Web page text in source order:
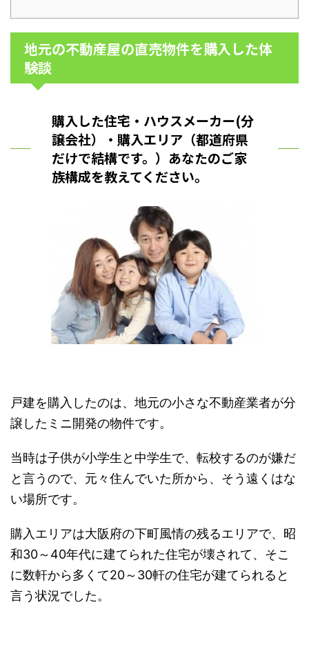
地元の不動産屋の直売物件を購入した体
験談
購入した住宅・ハウスメーカー(分
譲会社）・購入エリア（都道府県
だけで結構です。）あなたのご家
族構成を教えてください。
戸建を購入したのは、地元の小さな不動産業者が分
譲したミニ開発の物件です。
当時は子供が小学生と中学生で、転校するのが嫌だ
と言うので、元々住んでいた所から、そう遠くはな
い場所です。
購入エリアは大阪府の下町風情の残るエリアで、昭
和30～40年代に建てられた住宅が壊されて、そこ
に数軒から多くて20～30軒の住宅が建てられると
言う状況でした。